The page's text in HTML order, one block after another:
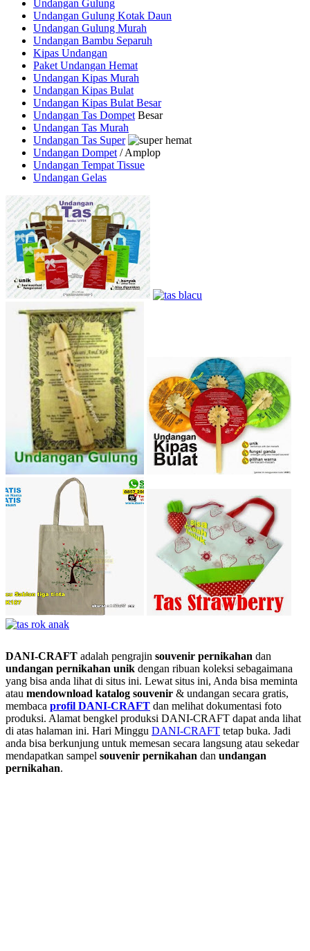
Undangan Gulung
Undangan Gulung Kotak Daun
Undangan Gulung Murah
Undangan Bambu Separuh
Kipas Undangan
Paket Undangan Hemat
Undangan Kipas Murah
Undangan Kipas Bulat
Undangan Kipas Bulat Besar
Undangan Tas Dompet Besar
Undangan Tas Murah
Undangan Tas Super
Undangan Dompet / Amplop
Undangan Tempat Tissue
Undangan Gelas
DANI-CRAFT adalah pengrajin souvenir pernikahan dan
undangan pernikahan unik dengan ribuan koleksi sebagaimana
yang bisa anda lihat di situs ini. Lewat situs ini, Anda bisa meminta
atau mendownload katalog souvenir & undangan secara gratis,
membaca profil DANI-CRAFT dan melihat dokumentasi foto
produksi. Alamat bengkel produksi DANI-CRAFT dapat anda lihat
di atas halaman ini. Hari Minggu DANI-CRAFT tetap buka. Jadi
anda bisa berkunjung untuk memesan secara langsung atau sekedar
mendapatkan sampel souvenir pernikahan dan undangan
pernikahan.